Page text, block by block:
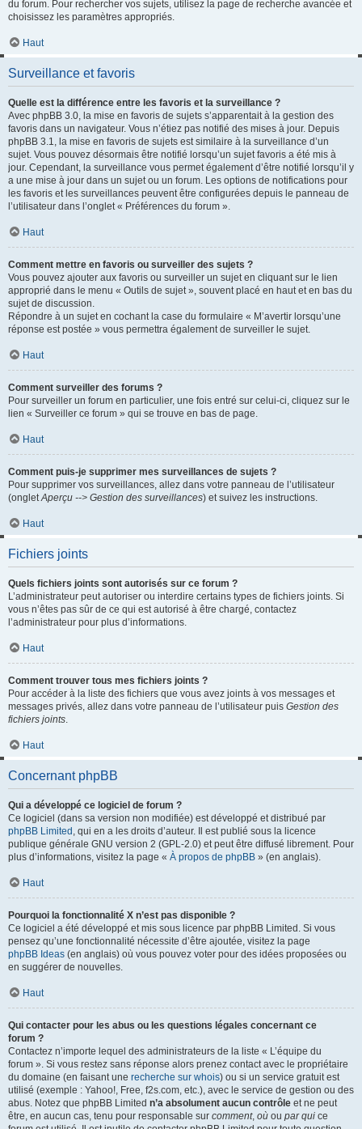
du forum. Pour rechercher vos sujets, utilisez la page de recherche avancée et
choisissez les paramètres appropriés.
Haut
Surveillance et favoris
Quelle est la différence entre les favoris et la surveillance ?
Avec phpBB 3.0, la mise en favoris de sujets s’apparentait à la gestion des
favoris dans un navigateur. Vous n’étiez pas notifié des mises à jour. Depuis
phpBB 3.1, la mise en favoris de sujets est similaire à la surveillance d’un
sujet. Vous pouvez désormais être notifié lorsqu’un sujet favoris a été mis à
jour. Cependant, la surveillance vous permet également d’être notifié lorsqu’il y
a une mise à jour dans un sujet ou un forum. Les options de notifications pour
les favoris et les surveillances peuvent être configurées depuis le panneau de
l’utilisateur dans l’onglet « Préférences du forum ».
Haut
Comment mettre en favoris ou surveiller des sujets ?
Vous pouvez ajouter aux favoris ou surveiller un sujet en cliquant sur le lien
approprié dans le menu « Outils de sujet », souvent placé en haut et en bas du
sujet de discussion.
Répondre à un sujet en cochant la case du formulaire « M’avertir lorsqu’une
réponse est postée » vous permettra également de surveiller le sujet.
Haut
Comment surveiller des forums ?
Pour surveiller un forum en particulier, une fois entré sur celui-ci, cliquez sur le
lien « Surveiller ce forum » qui se trouve en bas de page.
Haut
Comment puis-je supprimer mes surveillances de sujets ?
Pour supprimer vos surveillances, allez dans votre panneau de l’utilisateur
(ongletAperçu --> Gestion des surveillances) et suivez les instructions.
Haut
Fichiers joints
Quels fichiers joints sont autorisés sur ce forum ?
L’administrateur peut autoriser ou interdire certains types de fichiers joints. Si
vous n’êtes pas sûr de ce qui est autorisé à être chargé, contactez
l’administrateur pour plus d’informations.
Haut
Comment trouver tous mes fichiers joints ?
Pour accéder à la liste des fichiers que vous avez joints à vos messages et
messages privés, allez dans votre panneau de l’utilisateur puis Gestion des
fichiers joints.
Haut
Concernant phpBB
Qui a développé ce logiciel de forum ?
Ce logiciel (dans sa version non modifiée) est développé et distribué par
phpBB Limited , qui en a les droits d’auteur. Il est publié sous la licence
publique générale GNU version 2 (GPL-2.0) et peut être diffusé librement. Pour
plus d’informations, visitez la page « À propos de phpBB » (en anglais).
Haut
Pourquoi la fonctionnalité X n’est pas disponible ?
Ce logiciel a été développé et mis sous licence par phpBB Limited. Si vous
pensez qu’une fonctionnalité nécessite d’être ajoutée, visitez la page
phpBB Ideas (en anglais) où vous pouvez voter pour des idées proposées ou
en suggérer de nouvelles.
Haut
Qui contacter pour les abus ou les questions légales concernant ce
forum ?
Contactez n’importe lequel des administrateurs de la liste « L’équipe du
forum ». Si vous restez sans réponse alors prenez contact avec le propriétaire
du domaine (en faisant une recherche sur whois) ou si un service gratuit est
utilisé (exemple : Yahoo!, Free, f2s.com, etc.), avec le service de gestion ou des
abus. Notez que phpBB Limited n’a absolument aucun contrôle et ne peut
être, en aucun cas, tenu pour responsable sur comment, où ou par qui ce